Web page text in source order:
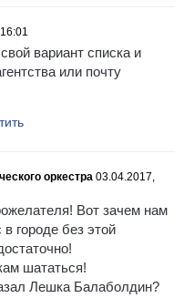
вариант списка и
или почту
оркестра 03.04.2017,
Вот зачем нам
городе без этой
шататься!
Лешка Балаболдин?